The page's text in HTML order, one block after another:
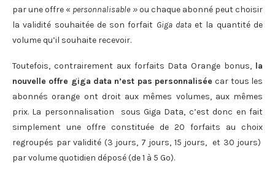
par une offre « personnalisable »ou chaque abonné peut choisir
la validité souhaitée de son forfait Giga dataet la quantité de
volume qu’il souhaite recevoir.
Toutefois, contrairement aux forfaits Data Orange bonus, la
nouvelle offre giga data n’est pas personnaliséecar tous les
abonnés orange ont droit aux mêmes volumes, aux mêmes
prix. La personnalisation sous Giga Data, c’est donc en fait
simplement une offre constituée de 20 forfaits au choix
regroupés par validité (3 jours, 7 jours, 15 jours, et 30 jours)
par volume quotidien déposé (de 1 à 5 Go).